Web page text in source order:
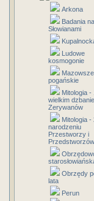
Arkona
Badania
Słowianami
Ludowe
kosmogonie
Mazowsze
pogańskie
Mitologia -
wielkim dzbanie
Zerywanów
Mitologia -
narodzeniu
Przestworzy i
Przedstworzów
Obrzędy
lata
Perun